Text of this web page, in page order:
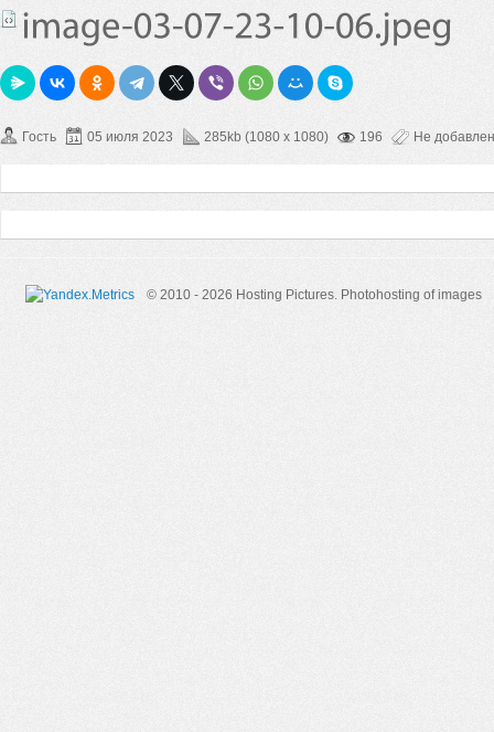
Гость 05 июля 2023 285kb (1080 x 1080) 196 Не
© 2010 - 2026 Hosting Pictures. Photohosting of images